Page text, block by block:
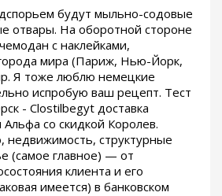
будут мыльно-содовые
отвары. На оборотной стороне
с наклейками,
мира (Париж, Нью-Йорк,
Я тоже люблю немецкие
испробую ваш рецепт. Тест
- Clostilbegyt доставка
со скидкой Королев.
недвижимость, структурные
(самое главное) — от
клиента и его
имеется) в банковском